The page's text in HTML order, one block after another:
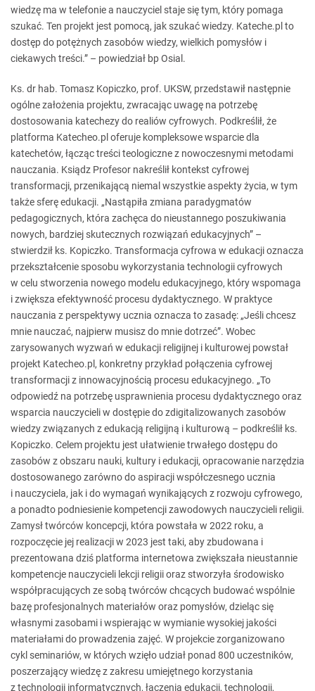
wiedzę ma w telefonie a nauczyciel staje się tym, który pomaga
szukać. Ten projekt jest pomocą, jak szukać wiedzy. Kateche.pl to
dostęp do potężnych zasobów wiedzy, wielkich pomysłów i
ciekawych treści.” – powiedział bp Osial.
Ks. dr hab. Tomasz Kopiczko, prof. UKSW, przedstawił następnie
ogólne założenia projektu, zwracając uwagę na potrzebę
dostosowania katechezy do realiów cyfrowych. Podkreślił, że
platforma Katecheo.pl oferuje kompleksowe wsparcie dla
katechetów, łącząc treści teologiczne z nowoczesnymi metodami
nauczania. Ksiądz Profesor nakreślił kontekst cyfrowej
transformacji, przenikającą niemal wszystkie aspekty życia, w tym
także sferę edukacji. „Nastąpiła zmiana paradygmatów
pedagogicznych, która zachęca do nieustannego poszukiwania
nowych, bardziej skutecznych rozwiązań edukacyjnych” –
stwierdził ks. Kopiczko. Transformacja cyfrowa w edukacji oznacza
przekształcenie sposobu wykorzystania technologii cyfrowych
w celu stworzenia nowego modelu edukacyjnego, który wspomaga
i zwiększa efektywność procesu dydaktycznego. W praktyce
nauczania z perspektywy ucznia oznacza to zasadę: „Jeśli chcesz
mnie nauczać, najpierw musisz do mnie dotrzeć”. Wobec
zarysowanych wyzwań w edukacji religijnej i kulturowej powstał
projekt Katecheo.pl, konkretny przykład połączenia cyfrowej
transformacji z innowacyjnością procesu edukacyjnego. „To
odpowiedź na potrzebę usprawnienia procesu dydaktycznego oraz
wsparcia nauczycieli w dostępie do zdigitalizowanych zasobów
wiedzy związanych z edukacją religijną i kulturową – podkreślił ks.
Kopiczko. Celem projektu jest ułatwienie trwałego dostępu do
zasobów z obszaru nauki, kultury i edukacji, opracowanie narzędzia
dostosowanego zarówno do aspiracji współczesnego ucznia
i nauczyciela, jak i do wymagań wynikających z rozwoju cyfrowego,
a ponadto podniesienie kompetencji zawodowych nauczycieli religii.
Zamysł twórców koncepcji, która powstała w 2022 roku, a
rozpoczęcie jej realizacji w 2023 jest taki, aby zbudowana i
prezentowana dziś platforma internetowa zwiększała nieustannie
kompetencje nauczycieli lekcji religii oraz stworzyła środowisko
współpracujących ze sobą twórców chcących budować wspólnie
bazę profesjonalnych materiałów oraz pomysłów, dzieląc się
własnymi zasobami i wspierając w wymianie wysokiej jakości
materiałami do prowadzenia zajęć. W projekcie zorganizowano
cykl seminariów, w których wzięło udział ponad 800 uczestników,
poszerzający wiedzę z zakresu umiejętnego korzystania
z technologii informatycznych, łączenia edukacji, technologii,